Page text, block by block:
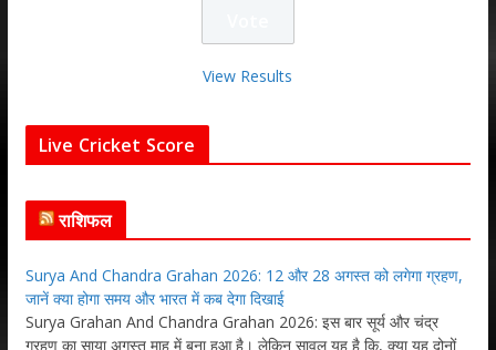
View Results
Live Cricket Score
राशिफल
Surya And Chandra Grahan 2026: 12 और 28 अगस्त को लगेगा ग्रहण,
जानें क्या होगा समय और भारत में कब देगा दिखाई
Surya Grahan And Chandra Grahan 2026: इस बार सूर्य और चंद्र
ग्रहण का साया अगस्त माह में बना हुआ है। लेकिन सावल यह है कि, क्या यह दोनों